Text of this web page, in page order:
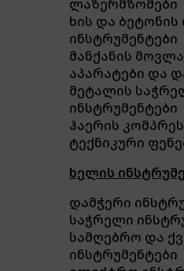
ლაზერმზომები
ხის და
ინსტრუმენტები
მანქანის მოვლა
აპარატები და
მეტალის
ინსტრუმენტები
ჰაერის
ტექნიკური
ხელის
დამჭერი
საჭრელი
სამღებრო და
ინსტრუმენტები